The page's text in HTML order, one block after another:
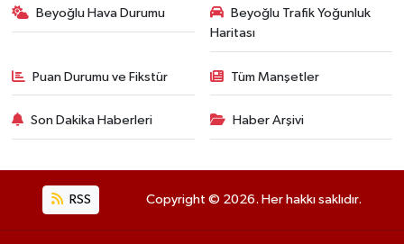
Beyoğlu Hava Durumu
Beyoğlu Trafik Yoğunluk
Haritası
Puan Durumu ve Fikstür Tüm Manşetler
Son Dakika Haberleri Haber Arşivi
RSS Copyright © 2026. Her hakkı saklıdır.